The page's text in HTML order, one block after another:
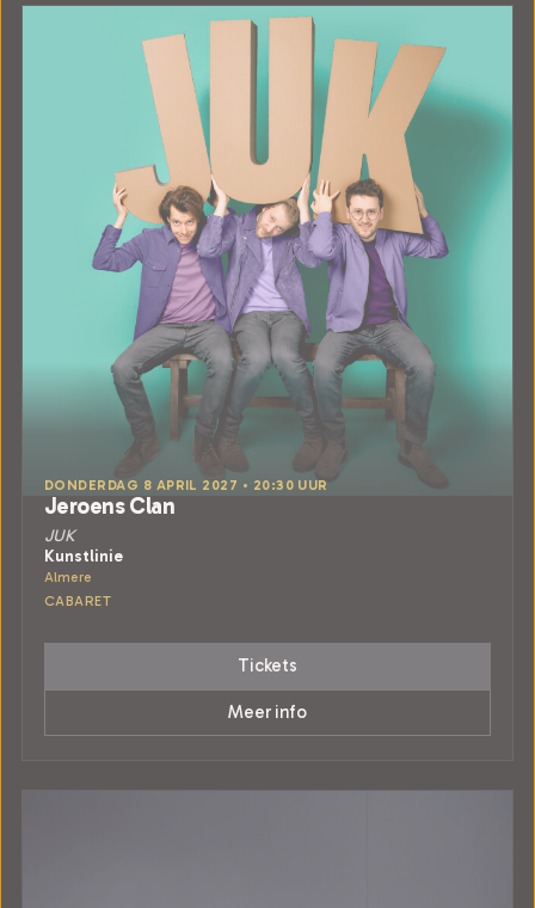
DONDERDAG 8 APRIL 2027 • 20:30 UUR
Jeroens Clan
JUK
Kunstlinie
Almere
CABARET
Tickets
Meer info